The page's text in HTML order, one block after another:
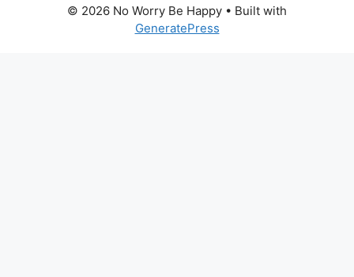
© 2026 No Worry Be Happy • Built with
GeneratePress